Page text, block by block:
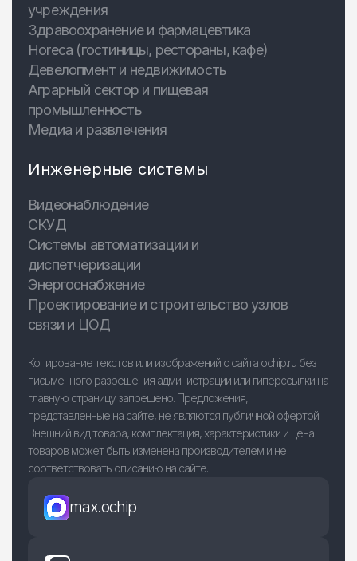
учреждения
Здравоохранение и фармацевтика
Horeca (гостиницы, рестораны, кафе)
Девелопмент и недвижимость
Аграрный сектор и пищевая
промышленность
Медиа и развлечения
Инженерные системы
Видеонаблюдение
СКУД
Системы автоматизации и
диспетчеризации
Энергоснабжение
Проектирование и строительство узлов
связи и ЦОД
Копирование текстов или изображений с сайта ochip.ru без
письменного разрешения администрации или гиперссылки на
главную страницу запрещено. Предложения,
представленные на сайте, не являются публичной офертой.
Внешний вид товара, комплектация, характеристики и цена
товаров может быть изменена производителем и не
соответствовать описанию на сайте.
max.ochip